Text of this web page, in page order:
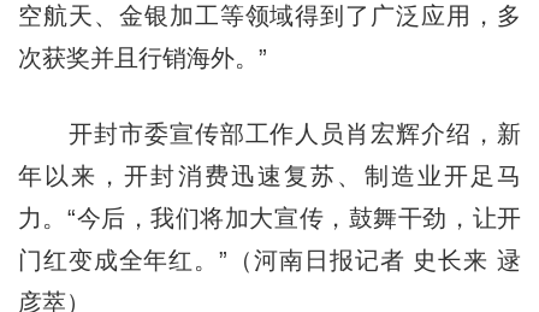
空航天、金银加工等领域得到了广泛应用，多
次获奖并且行销海外。”
开封市委宣传部工作人员肖宏辉介绍，新
年以来，开封消费迅速复苏、制造业开足马
力。“今后，我们将加大宣传，鼓舞干劲，让开
门红变成全年红。”（河南日报记者 史长来 逯
彦萃）